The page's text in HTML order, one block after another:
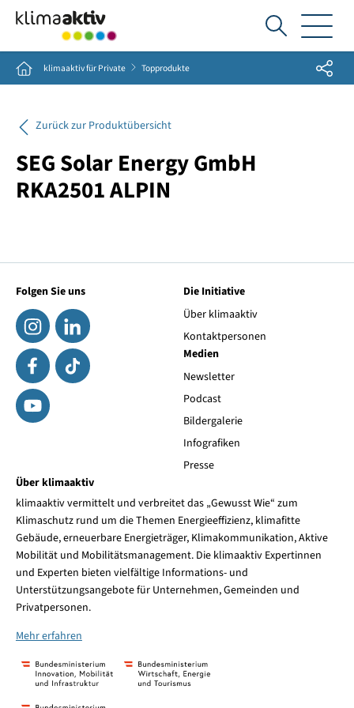
Ich
suche...
Home klimaaktiv für Private Topprodukte Share
Zurück zur Produktübersicht
SEG Solar Energy GmbH
RKA2501 ALPIN
Folgen Sie uns
Die Initiative
Über klimaaktiv
Kontaktpersonen
Medien
Newsletter
Podcast
Bildergalerie
Infografiken
Presse
Über klimaaktiv
klimaaktiv vermittelt und verbreitet das „Gewusst Wie“ zum
Klimaschutz rund um die Themen Energieeffizienz, klimafitte
Gebäude, erneuerbare Energieträger, Klimakommunikation, Aktive
Mobilität und Mobilitätsmanagement. Die klimaaktiv Expertinnen
und Experten bieten vielfältige Informations- und
Unterstützungsangebote für Unternehmen, Gemeinden und
Privatpersonen.
Mehr erfahren